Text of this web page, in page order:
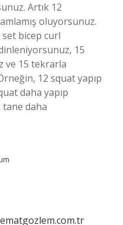
Artık 12
oluyorsunuz.
bicep curl
15
ve 15 tekrarla
12 squat yapıp
daha yapıp
daha